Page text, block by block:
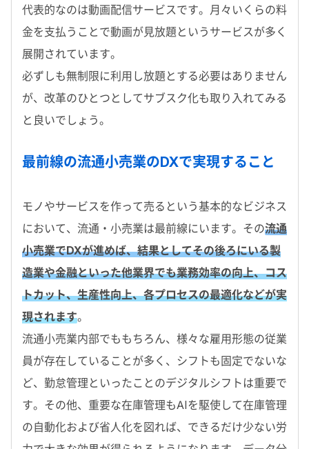
代表的なのは動画配信サービスです。月々いくらの料
金を支払うことで動画が見放題というサービスが多く
展開されています。
必ずしも無制限に利用し放題とする必要はありません
が、改革のひとつとしてサブスク化も取り入れてみる
と良いでしょう。
最前線の流通小売業のDXで実現すること
モノやサービスを作って売るという基本的なビジネス
において、流通・小売業は最前線にいます。その流通
小売業でDXが進めば、結果としてその後ろにいる製
造業や金融といった他業界でも業務効率の向上、コス
トカット、生産性向上、各プロセスの最適化などが実
現されます。
流通小売業内部でももちろん、様々な雇用形態の従業
員が存在していることが多く、シフトも固定でないな
ど、勤怠管理といったことのデジタルシフトは重要で
す。その他、重要な在庫管理もAIを駆使して在庫管理
の自動化および省人化を図れば、できるだけ少ない労